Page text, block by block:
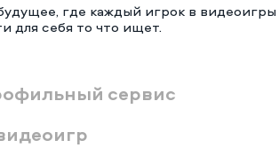
где каждый игрок в видеоигры
для себя то что ищет.
сервис